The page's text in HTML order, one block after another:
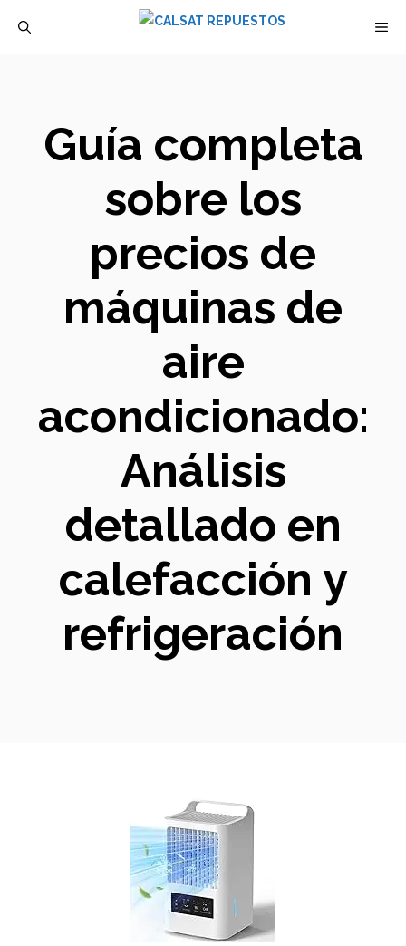
Guía completa
sobre los
precios de
máquinas de
aire
acondicionado:
Análisis
detallado en
calefacción y
refrigeración